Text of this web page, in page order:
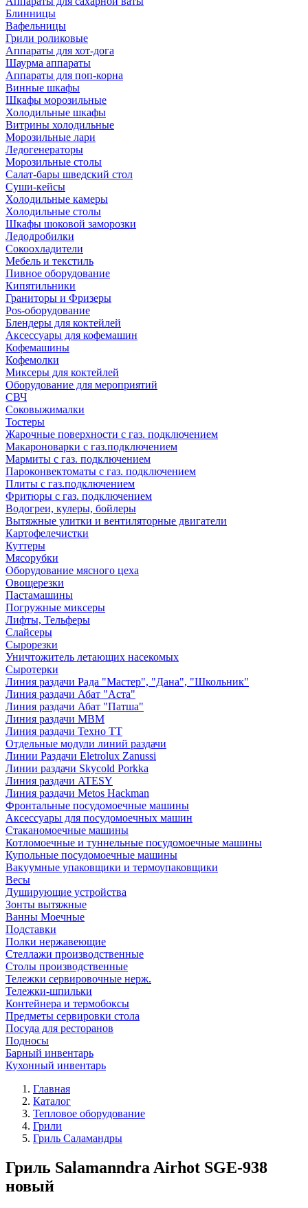
Блинницы
Вафельницы
Грили роликовые
Аппараты для хот-дога
Шаурма аппараты
Аппараты для поп-корна
Винные шкафы
Шкафы морозильные
Холодильные шкафы
Витрины холодильные
Морозильные лари
Ледогенераторы
Морозильные столы
Салат-бары шведский стол
Суши-кейсы
Холодильные камеры
Холодильные столы
Шкафы шоковой заморозки
Ледодробилки
Сокоохладители
Мебель и текстиль
Пивное оборудование
Кипятильники
Граниторы и Фризеры
Pos-оборудование
Блендеры для коктейлей
Аксессуары для кофемашин
Кофемашины
Кофемолки
Миксеры для коктейлей
Оборудование для мероприятий
СВЧ
Соковыжималки
Тостеры
Жарочные поверхности с газ. подключением
Макароноварки с газ.подключением
Мармиты с газ. подключением
Пароконвектоматы с газ. подключением
Плиты с газ.подключением
Фритюры с газ. подключением
Водогреи, кулеры, бойлеры
Вытяжные улитки и вентиляторные двигатели
Картофелечистки
Куттеры
Мясорубки
Оборудование мясного цеха
Овощерезки
Пастамашины
Погружные миксеры
Лифты, Тельферы
Слайсеры
Сырорезки
Уничтожитель летающих насекомых
Сыротерки
Линия раздачи Рада "Мастер", "Дана", "Школьник"
Линия раздачи Абат "Аста"
Линия раздачи Абат "Патша"
Линия раздачи МВМ
Линия раздачи Техно ТТ
Отдельные модули линий раздачи
Линии Раздачи Eletrolux Zanussi
Линии раздачи Skycold Porkka
Линия раздачи ATESY
Линия раздачи Metos Hackman
Фронтальные посудомоечные машины
Аксессуары для посудомоечных машин
Стаканомоечные машины
Котломоечные и туннельные посудомоечные машины
Купольные посудомоечные машины
Вакуумные упаковщики и термоупаковщики
Весы
Душирующие устройства
Зонты вытяжные
Ванны Моечные
Подставки
Полки нержавеющие
Стеллажи производственные
Столы производственные
Тележки сервировочные нерж.
Тележки-шпильки
Контейнера и термобоксы
Предметы сервировки стола
Посуда для ресторанов
Подносы
Барный инвентарь
Кухонный инвентарь
Главная
Каталог
Тепловое оборудование
Грили
Гриль Саламандры
Гриль Salamanndra Airhot SGE-938
новый